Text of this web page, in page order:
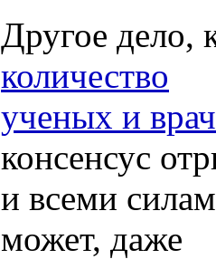
Другое дело,
количество
ученых и
консенсус
и всеми
может, даже